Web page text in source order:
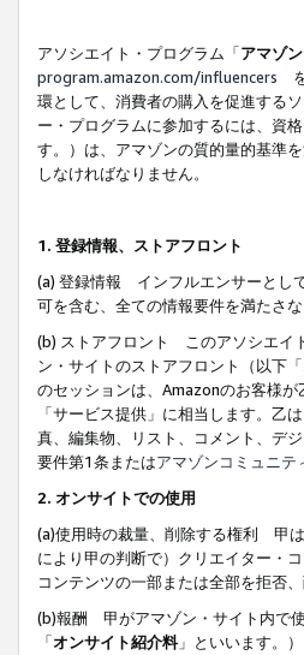
アソシエイト・プログラム「アマゾ
program.amazon.com/influencers
環として、消費者の購入を促進する
ー・プログラムに参加するには、資
す。）は、アマゾンの質的量的基準
しなければなりません。
1. 登録情報、ストアフロント
(a) 登録情報 インフルエンサーとし
可を含む、全ての情報要件を満たさな
(b) ストアフロント このアソシエイ
ン・サイトのストアフロント（以下「
のセッションは、Amazonのお客様
「サービス提供」に相当します。乙
真、編集物、リスト、コメント、デ
要件第1条またはアマゾンコミュニテ
2. オンサイトでの使用
(a)使用時の裁量、削除する権利 甲
により甲の判断で）クリエイター・
コンテンツの一部または全部を拒否
(b)報酬 甲がアマゾン・サイト内で
「オンサイト紹介料」といいます。